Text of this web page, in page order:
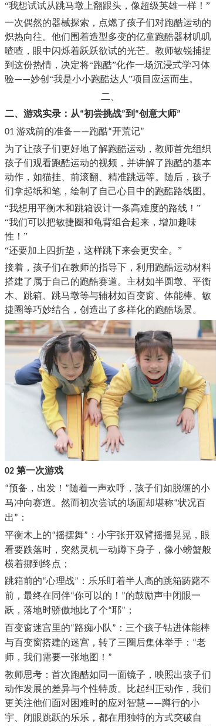
“我想试试从跳马墩上翻跟头，像超级英雄一样！ ”
一次偶然的器械探索，点燃了孩子们对跑酷运动的
炽热向往。他们围着造型多变的亿童跑酷器材叽叽
喳喳，眼中闪烁着跃跃欲试的光芒。教师敏锐捕捉
到这份热情，决定将“跑酷”化作一场沉浸式学习体
验——妙创 “我是小小跑酷达人 ”项目应运而生。
二、
二、 游戏实录：从“初尝挑战”到 “创意大师”
01 游戏前的准备——跑酷“开荒记”
为了让孩子们更好地了解跑酷运动， 教师首先组织
孩子们观看跑酷运动的视频，并讲解了跑酷的基本
动作，如猫挂、前滚翻、精准跳远等。随后，孩子
们拿起纸和笔，绘制了自己心目中的跑酷路线图。
“我想用平衡木和跳箱设计一条高难度的路线！”
“我们可以把敏捷圈和龟背组合起来，增加趣味
性！”
“还要加上四折垫，这样跳下来会更安全。”
接着，孩子们在教师的指导下，利用跑酷运动材料
搭建了属于自己的跑酷赛道。主材如半圆墩、平衡
木、跳箱、跳马墩等与辅材如百变窗、体能棒、敏
捷圈等巧妙结合，创造出了多样化的跑酷场景。
02 第一次游戏
“预备，出发！ ”随着一声欢呼，孩子们如脱缰的小
马冲向赛道。然而初次尝试的场面却堪称“状况百
出” ：
平衡木上的“摇摆舞” ：小宇张开双臂摇摇晃晃，眼
看要跌落时，突然灵机一动蹲下身子，像小螃蟹般
横着挪到终点；
跳箱前的“心理战” ：乐乐盯着半人高的跳箱踌躇不
前，最终在同伴“你可以的！ ”的鼓励声中闭眼一
跃，落地时骄傲地比了个“耶” ；
百变窗迷宫里的“路痴小队” ：三个孩子钻进体能棒
与百变窗搭建的迷宫，转了三圈后集体举手： “老
师，我们需要一张地图！ ”
教师思考：首次跑酷如同一面镜子，映照出孩子们
动作发展的差异与个性特质。比起纠正动作，我们
更关注他们面对困难时的应对智慧——蹲行的小
宇、闭眼跳跃的乐乐，都在用独特的方式突破自